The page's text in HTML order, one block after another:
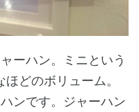
ーハン。ミニという
どのボリューム。
ンです。ジャーハン